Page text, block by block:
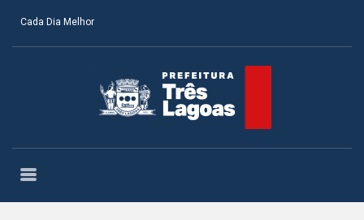
Cada Dia Melhor